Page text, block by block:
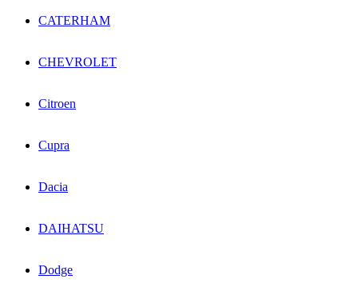
CATERHAM
CHEVROLET
Citroen
Cupra
Dacia
DAIHATSU
Dodge